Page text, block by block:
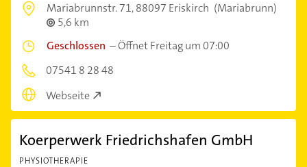
Mariabrunnstr. 71,88097 Eriskirch (Mariabrunn)
5,6 km
Geschlossen –Öffnet Freitag um 07:00
07541 8 28 48
Webseite
Koerperwerk Friedrichshafen GmbH
PHYSIOTHERAPIE